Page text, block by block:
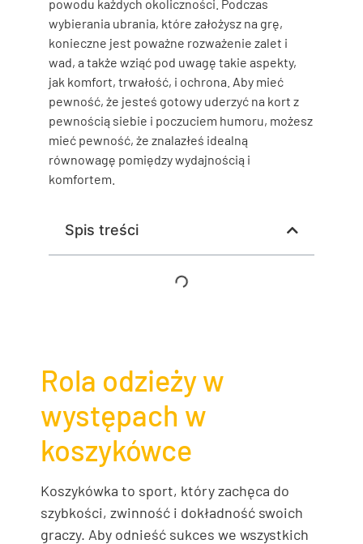
powodu każdych okoliczności. Podczas
wybierania ubrania, które założysz na grę,
konieczne jest poważne rozważenie zalet i
wad, a także wziąć pod uwagę takie aspekty,
jak komfort, trwałość, i ochrona. Aby mieć
pewność, że jesteś gotowy uderzyć na kort z
pewnością siebie i poczuciem humoru, możesz
mieć pewność, że znalazłeś idealną
równowagę pomiędzy wydajnością i
komfortem.
Spis treści
Rola odzieży w
występach w
koszykówce
Koszykówka to sport, który zachęca do
szybkości, zwinność i dokładność swoich
graczy. Aby odnieść sukces we wszystkich